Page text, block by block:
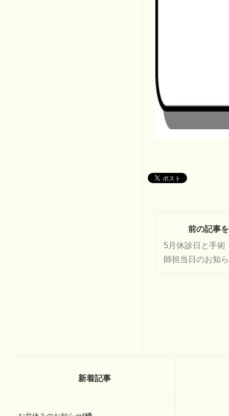
前の記事
5月休診日と手術
師担当日のお知
新着記事